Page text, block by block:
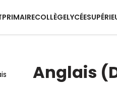
PRIMAIRECOLLÈGELYCÉE
Anglais